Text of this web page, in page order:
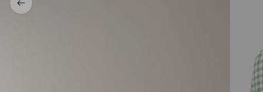
Takaisin